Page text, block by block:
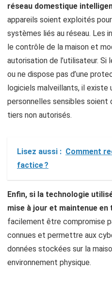
réseau domestique
appareils soient exploités
systèmes liés au réseau. Les
le contrôle de la maison et
autorisation de l’utilisateur.
ou ne dispose pas d’une
logiciels malveillants, il existe
personnelles sensibles soient
tiers non autorisés.
Lisez aussi : Comment
factice ?
Enfin, si la technologie
mise à jour et maintenue
facilement être compromise
connues et permettre aux
données stockées sur la
environnement physique.